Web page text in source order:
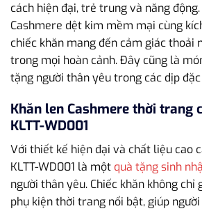
cách hiện đại, trẻ trung và năng
Cashmere dệt kim mềm mại cùng
chiếc khăn mang đến cảm giác thoải
trong mọi hoàn cảnh. Đây cũng là
tặng người thân yêu trong các dịp
Khăn len Cashmere thời trang
KLTT-WD001
Với thiết kế hiện đại và chất liệu cao
KLTT-WD001 là một quà tặng sinh
người thân yêu. Chiếc khăn không chỉ
phụ kiện thời trang nổi bật, giúp